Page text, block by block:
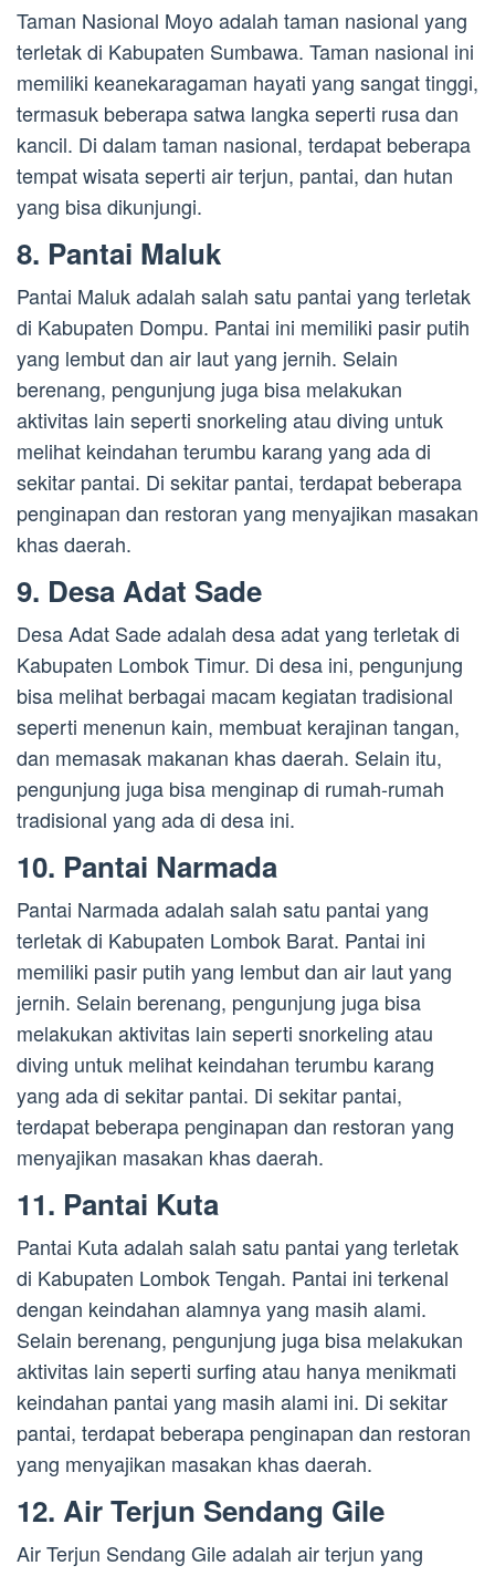
Taman Nasional Moyo adalah taman nasional yang
terletak di Kabupaten Sumbawa. Taman nasional ini
memiliki keanekaragaman hayati yang sangat tinggi,
termasuk beberapa satwa langka seperti rusa dan
kancil. Di dalam taman nasional, terdapat beberapa
tempat wisata seperti air terjun, pantai, dan hutan
yang bisa dikunjungi.
8. Pantai Maluk
Pantai Maluk adalah salah satu pantai yang terletak
di Kabupaten Dompu. Pantai ini memiliki pasir putih
yang lembut dan air laut yang jernih. Selain
berenang, pengunjung juga bisa melakukan
aktivitas lain seperti snorkeling atau diving untuk
melihat keindahan terumbu karang yang ada di
sekitar pantai. Di sekitar pantai, terdapat beberapa
penginapan dan restoran yang menyajikan masakan
khas daerah.
9. Desa Adat Sade
Desa Adat Sade adalah desa adat yang terletak di
Kabupaten Lombok Timur. Di desa ini, pengunjung
bisa melihat berbagai macam kegiatan tradisional
seperti menenun kain, membuat kerajinan tangan,
dan memasak makanan khas daerah. Selain itu,
pengunjung juga bisa menginap di rumah-rumah
tradisional yang ada di desa ini.
10. Pantai Narmada
Pantai Narmada adalah salah satu pantai yang
terletak di Kabupaten Lombok Barat. Pantai ini
memiliki pasir putih yang lembut dan air laut yang
jernih. Selain berenang, pengunjung juga bisa
melakukan aktivitas lain seperti snorkeling atau
diving untuk melihat keindahan terumbu karang
yang ada di sekitar pantai. Di sekitar pantai,
terdapat beberapa penginapan dan restoran yang
menyajikan masakan khas daerah.
11. Pantai Kuta
Pantai Kuta adalah salah satu pantai yang terletak
di Kabupaten Lombok Tengah. Pantai ini terkenal
dengan keindahan alamnya yang masih alami.
Selain berenang, pengunjung juga bisa melakukan
aktivitas lain seperti surfing atau hanya menikmati
keindahan pantai yang masih alami ini. Di sekitar
pantai, terdapat beberapa penginapan dan restoran
yang menyajikan masakan khas daerah.
12. Air Terjun Sendang Gile
Air Terjun Sendang Gile adalah air terjun yang